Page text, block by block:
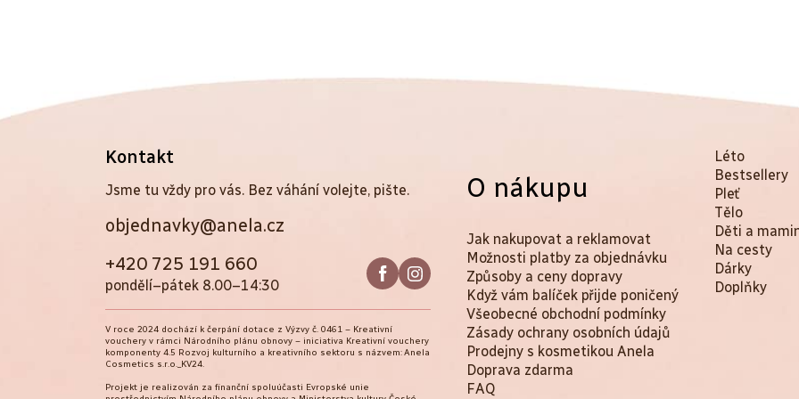
Kontakt
Jsme tu vždy pro vás. Bez váhání volejte, pište.
objednavky@anela.cz
+420 725 191 660
pondělí–pátek 8.00–14:30
V roce 2024 dochází k čerpání dotace z Výzvy č. 0461 – Kreativní
vouchery v rámci Národního plánu obnovy – iniciativa Kreativní vouchery
komponenty 4.5 Rozvoj kulturního a kreativního sektoru s názvem: Anela
Cosmetics s.r.o._KV24.
Projekt je realizován za finanční spoluúčasti Evropské unie
O nákupu
Jak nakupovat a reklamovat
Možnosti platby za objednávku
Způsoby a ceny dopravy
Když vám balíček přijde poničený
Všeobecné obchodní podmínky
Zásady ochrany osobních údajů
Prodejny s kosmetikou Anela
Doprava zdarma
FAQ
Přeskočit
kategorie
K
a
t
e
g
Léto
Bestsellery
Pleť
Tělo
Děti a
Na cesty
Dárky
Doplňky